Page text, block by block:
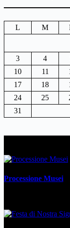
L
M
3
4
10
11
17
18
24
25
31
Processione Musei